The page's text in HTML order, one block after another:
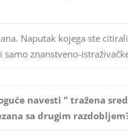
Naputak kojega ste
znanstveno-
navesti ” tražena
sa drugim